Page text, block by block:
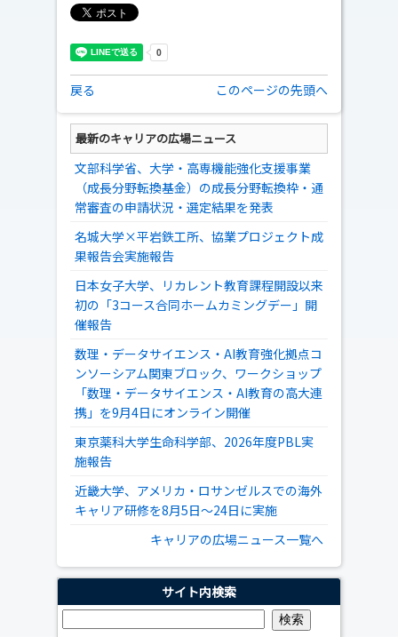
戻る このページの先頭へ
最新のキャリアの広場ニュース
文部科学省、大学・高専機能強化支援事業
（成長分野転換基金）の成長分野転換枠・通
常審査の申請状況・選定結果を発表
名城大学×平岩鉄工所、協業プロジェクト成
果報告会実施報告
日本女子大学、リカレント教育課程開設以来
初の「3コース合同ホームカミングデー」開
催報告
数理・データサイエンス・AI教育強化拠点コ
ンソーシアム関東ブロック、ワークショップ
「数理・データサイエンス・AI教育の高大連
携」を9月4日にオンライン開催
東京薬科大学生命科学部、2026年度PBL実
施報告
近畿大学、アメリカ・ロサンゼルスでの海外
キャリア研修を8月5日～24日に実施
キャリアの広場ニュース一覧へ
サイト内検索